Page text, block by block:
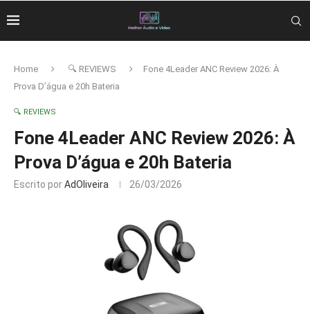
Home 🔍 REVIEWS
Fone 4Leader ANC Review 2026: À
Prova D’água e 20h Bateria
🔍 REVIEWS
Fone 4Leader ANC Review 2026: À
Prova D’água e 20h Bateria
Escrito porAdOliveira 26/03/2026